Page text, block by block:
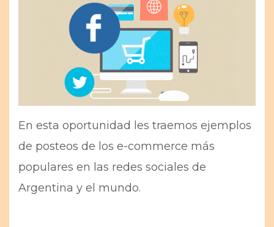
En esta oportunidad les traemos ejemplos
de posteos de los e-commerce más
populares en las redes sociales de
Argentina y el mundo.